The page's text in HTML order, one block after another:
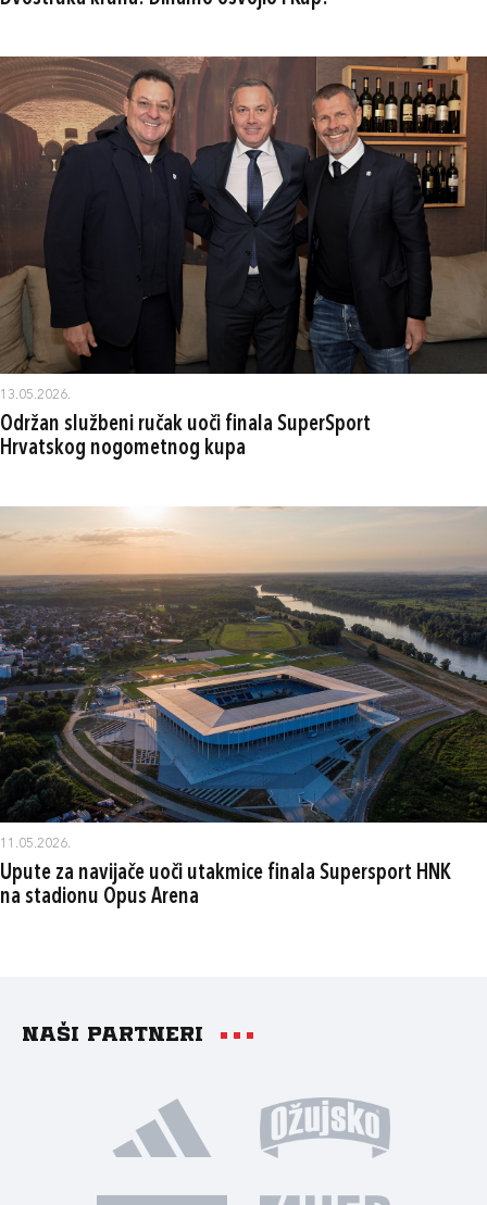
13.05.2026.
Održan službeni ručak uoči finala SuperSport
Hrvatskog nogometnog kupa
11.05.2026.
Upute za navijače uoči utakmice finala Supersport HNK
na stadionu Opus Arena
Naši partneri